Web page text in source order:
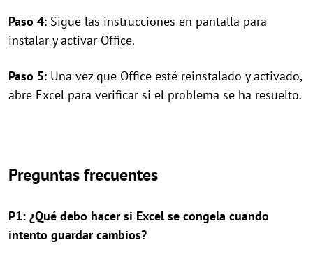
Paso 4: Sigue las instrucciones en pantalla para
instalar y activar Office.
Paso 5: Una vez que Office esté reinstalado y activado,
abre Excel para verificar si el problema se ha resuelto.
Preguntas frecuentes
P1: ¿Qué debo hacer si Excel se congela cuando
intento guardar cambios?